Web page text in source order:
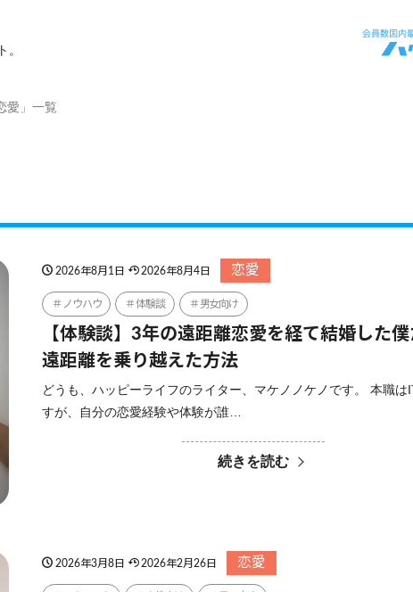
。
愛」一覧
2026年8月1日 2026年8月4日 恋愛
ノウハウ 体験談 男女向け
【体験談】3年の遠距離恋愛を経て結婚した
遠距離を乗り越えた方法
どうも、ハッピーライフのライター、マケノノケノです。 本職は
すが、自分の恋愛経験や体験が誰…
続きを読む
2026年3月8日 2026年2月26日 恋愛